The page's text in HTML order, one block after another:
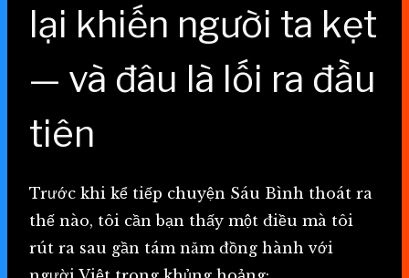
lại khiến người ta kẹt
— và đâu là lối ra đầu
tiên
Trước khi kể tiếp chuyện Sáu Bình thoát ra
thế nào, tôi cần bạn thấy một điều mà tôi
rút ra sau gần tám năm đồng hành với